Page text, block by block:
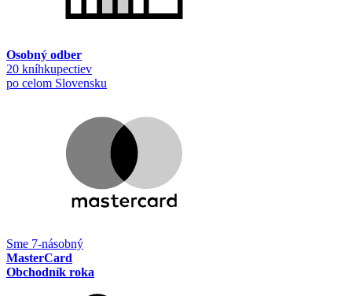
Osobný odber
20 kníhkupectiev
po celom Slovensku
Sme 7-násobný
MasterCard
Obchodník roka